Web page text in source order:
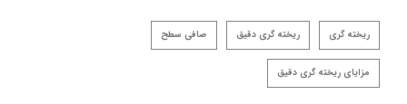
ریخته گری ریخته گری دقیق صافی سطح
مزایای ریخته گری دقیق